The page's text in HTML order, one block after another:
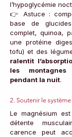
l’hypoglycémie
👉 Astuce :
base de
complet, quinoa,
une protéine
tofu) et des
ralentit
les montagnes
pendant la nuit.
2. Soutenir le
Le magnésium
détente
carence peut